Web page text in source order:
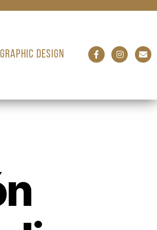
GRAPHIC DESIGN